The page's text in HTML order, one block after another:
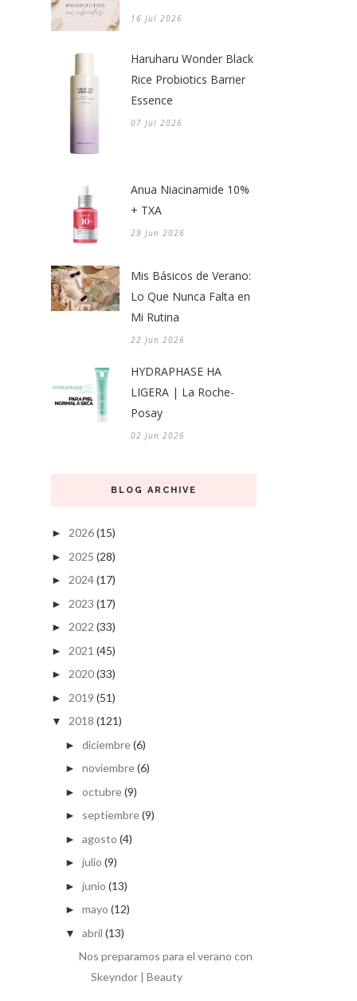
16 Jul 2026
Haruharu Wonder Black
Rice Probiotics Barrier
Essence
07 Jul 2026
Anua Niacinamide 10%
+ TXA
29 Jun 2026
Mis Básicos de Verano:
Lo Que Nunca Falta en
Mi Rutina
22 Jun 2026
HYDRAPHASE HA
LIGERA | La Roche-
Posay
02 Jun 2026
BLOG ARCHIVE
► 2026(15)
► 2025 (28)
► 2024(17)
► 2023 (17)
► 2022 (33)
► 2021 (45)
► 2020(33)
► 2019 (51)
▼ 2018 (121)
► diciembre(6)
► noviembre(6)
► octubre(9)
► septiembre(9)
► agosto (4)
► julio (9)
► junio (13)
► mayo (12)
▼ abril (13)
Nos preparamos para el verano con
Skeyndor | Beauty